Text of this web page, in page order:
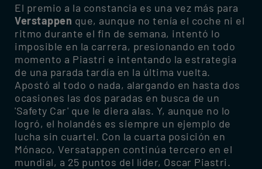
El premio a la constancia es una vez más para
Verstappen que, aunque no tenía el coche ni el
ritmo durante el fin de semana, intentó lo
imposible en la carrera, presionando en todo
momento a Piastri e intentando la estrategia
de una parada tardía en la última vuelta.
Apostó al todo o nada, alargando en hasta dos
ocasiones las dos paradas en busca de un
'Safety Car' que le diera alas. Y, aunque no lo
logró, el holandés es siempre un ejemplo de
lucha sin cuartel. Con la cuarta posición en
Mónaco, Versatappen continúa tercero en el
mundial, a 25 puntos del líder, Oscar Piastri.